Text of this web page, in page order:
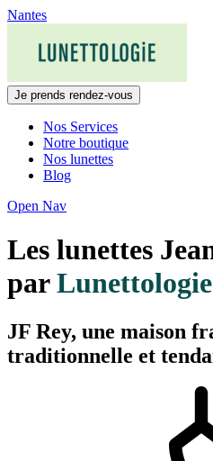
Skip
content
Nantes
Je prends rendez-vous
Nos Services
Notre boutique
Nos lunettes
Blog
Open Nav
Les lunettes
parLunettologie
JF Rey, une maison
traditionnelle et